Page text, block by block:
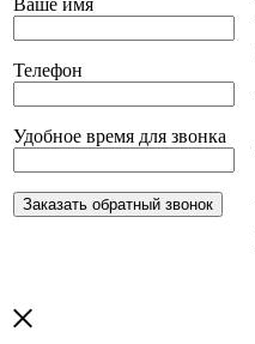
Телефон
Удобное время для звонка
×